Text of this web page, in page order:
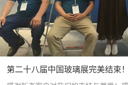
第二十八届中国玻璃展完美结束！